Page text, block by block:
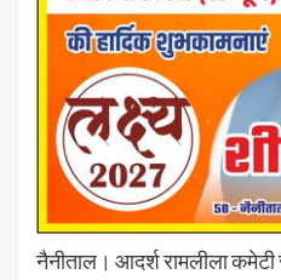
नैनीताल। आदर्श रामलीला कमेटी